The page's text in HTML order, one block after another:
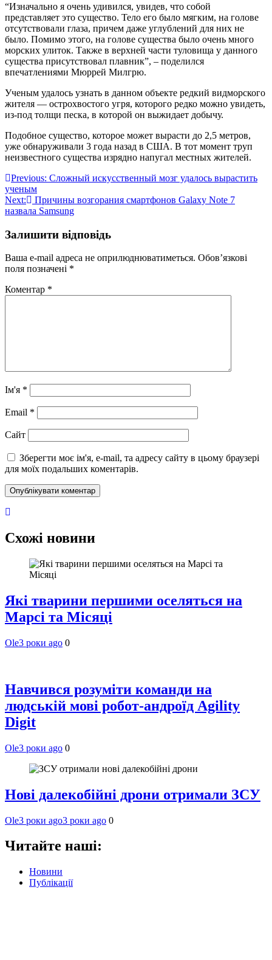
“Изначально я очень удивился, увидев, что собой
представляет это существо. Тело его было мягким, на голове
отсутствовали глаза, причем даже углублений для них не
было. Помимо этого, на голове существа было очень много
морских улиток. Также в верхней части туловища у данного
существа присутствовал плавник”, – поделился
впечатлениями Мюррей Милгрю.
Ученым удалось узнать в данном объекте редкий видморского
жителя — острохвостого угря, которого редко можно увидеть,
из-под толщи песка, в которой он выжидает добычу.
Подобное существо, которое может вырасти до 2,5 метров,
уже обнаруживали 3 года назад в США. В тот момент труп
неизвестного существа изрядно напугал местных жителей.
Навігація
записів
Previous: Сложный искусственный мозг удалось вырастить
ученым
Next:
Причины возгорания смартфонов Galaxy Note 7
назвала Samsung
Залишити відповідь
Ваша e-mail адреса не оприлюднюватиметься. Обов’язкові
поля позначені *
Коментар *
Ім'я *
Email *
Сайт
Зберегти моє ім'я, e-mail, та адресу сайту в цьому браузері
для моїх подальших коментарів.
Схожі новини
Які тварини першими оселяться на
Марсі та Місяці
Ole3 роки ago 0
Навчився розуміти команди на
людській мові робот-андроїд Agility
Digit
Ole3 роки ago 0
Нові далекобійні дрони отримали ЗСУ
Ole3 роки ago3 роки ago 0
Читайте наші:
Новини
Публікації